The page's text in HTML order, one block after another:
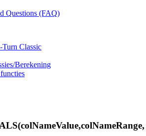
Questions (FAQ)
Classic
Berekening